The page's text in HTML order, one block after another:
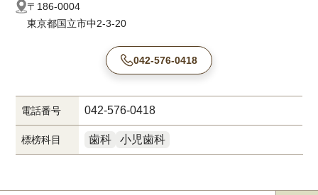
〒186-0004
東京都国立市中2-3-20
042-576-0418
電話番号 042-576-0418
標榜科目 歯科 小児歯科